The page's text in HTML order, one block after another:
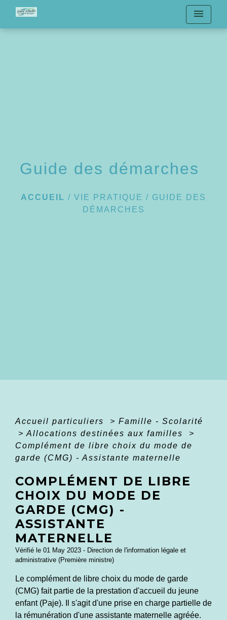
menu
Guide des démarches
ACCUEIL / VIE PRATIQUE / GUIDE DES
DÉMARCHES
Accueil particuliers > Famille - Scolarité
> Allocations destinées aux familles
>
Complément de libre choix du mode de
garde (CMG) - Assistante maternelle
COMPLÉMENT DE LIBRE
CHOIX DU MODE DE
GARDE (CMG) -
ASSISTANTE
MATERNELLE
Vérifié le 01 May 2023 - Direction de l'information légale et
administrative (Première ministre)
Le complément de libre choix du mode de garde
(CMG) fait partie de la prestation d'accueil du jeune
enfant (Paje). Il s'agit d'une prise en charge partielle de
la rémunération d'une assistante maternelle agréée.